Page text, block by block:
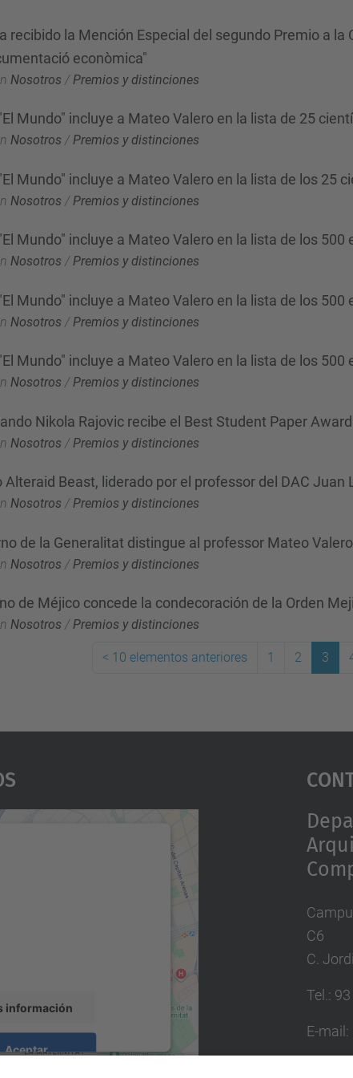
recibido la Mención Especial del segundo Premio a
econòmica"
Nosotros / Premios y distinciones
Mundo" incluye a Mateo Valero en la lista de 25
Nosotros /Premios y distinciones
Mundo" incluye a Mateo Valero en la lista de los 25
Nosotros / Premios y distinciones
Mundo" incluye a Mateo Valero en la lista de los
Nosotros /Premios y distinciones
Mundo" incluye a Mateo Valero en la lista de los
Nosotros / Premios y distinciones
Mundo" incluye a Mateo Valero en la lista de los
Nosotros /Premios y distinciones
Nikola Rajovic recibe el Best Student Paper
Nosotros / Premios y distinciones
Alteraid Beast, liderado por el professor del DAC
Nosotros /Premios y distinciones
de la Generalitat distingue al professor Mateo
Nosotros / Premios y distinciones
de Méjico concede la condecoración de la Orden
Nosotros /Premios y distinciones
< 10 elementos anteriores 1 2 3
información
Aceptar
C6
C.
Tel.:
E-